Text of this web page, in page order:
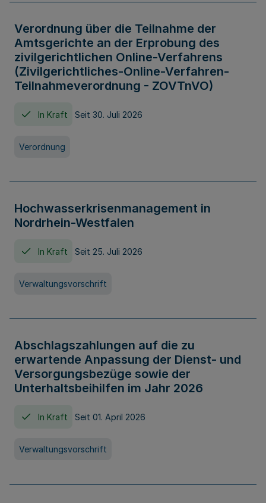
Verordnung über die Teilnahme der
Amtsgerichte an der Erprobung des
zivilgerichtlichen Online-Verfahrens
(Zivilgerichtliches-Online-Verfahren-
Teilnahmeverordnung - ZOVTnVO)
In Kraft Seit 30. Juli 2026
Verordnung
Hochwasserkrisenmanagement in
Nordrhein-Westfalen
In Kraft Seit 25. Juli 2026
Verwaltungsvorschrift
Abschlagszahlungen auf die zu
erwartende Anpassung der Dienst- und
Versorgungsbezüge sowie der
Unterhaltsbeihilfen im Jahr 2026
In Kraft Seit 01. April 2026
Verwaltungsvorschrift